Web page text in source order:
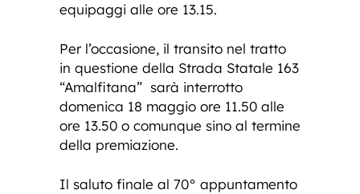
equipaggi alle ore 13.15.
Per l’occasione, il transito nel tratto
in questione della Strada Statale 163
“Amalfitana” sarà interrotto
domenica 18 maggio ore 11.50 alle
ore 13.50 o comunque sino al termine
della premiazione.
Il saluto finale al 70° appuntamento